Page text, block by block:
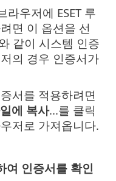
우저에 ESET 루
면 이 옵션을 선
같이 시스템 인증
의 경우 인증서가
서를 적용하려면
에 복사...를 클릭
저로 가져옵니다.
여 인증서를 확인